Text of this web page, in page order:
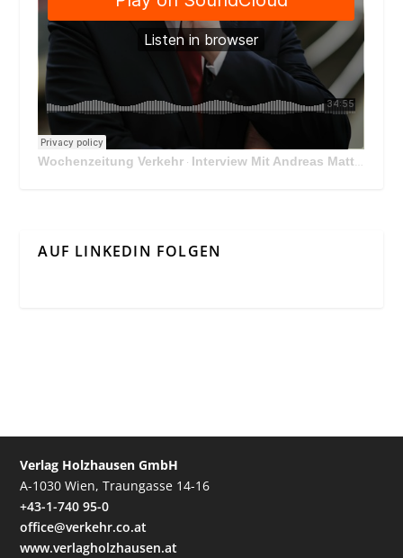
Wochenzeitung Verkehr · Interview Mit Andreas Matthä, CEO der ÖBB Holding
AUF LINKEDIN FOLGEN
Verlag Holzhausen GmbH
A-1030 Wien, Traungasse 14-16
+43-1-740 95-0
office@verkehr.co.at
www.verlagholzhausen.at